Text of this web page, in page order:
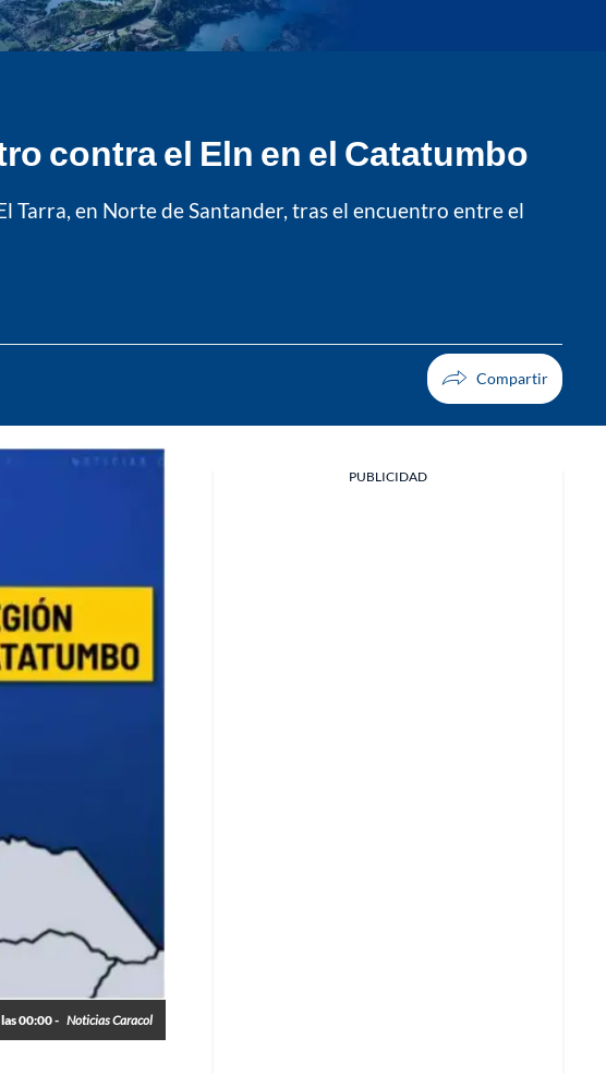
contra el Eln en el Catatumbo
Tarra, en Norte de Santander, tras el encuentro entre el
00:00 - Noticias Caracol
PUBLICIDAD